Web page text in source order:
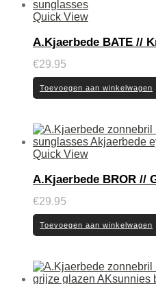
Quick View
A.Kjaerbede BATE //
€29.95
Toevoegen aan winkelwagen
Quick View
A.Kjaerbede BROR //
€29.95
Toevoegen aan winkelwagen